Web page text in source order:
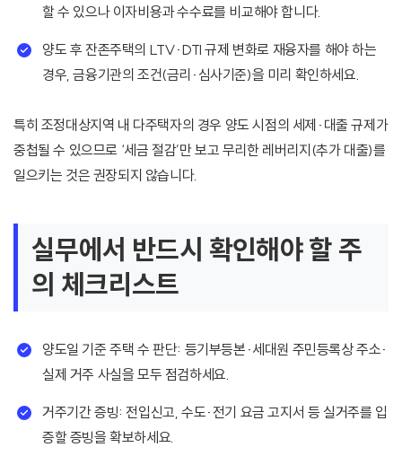
할 수 있으나 이자비용과 수수료를 비교해야 합니다.
양도 후 잔존주택의 LTV·DTI 규제 변화로 재융자를 해야 하는
경우, 금융기관의 조건(금리·심사기준)을 미리 확인하세요.
특히 조정대상지역 내 다주택자의 경우 양도 시점의 세제·대출 규제가
중첩될 수 있으므로 ‘세금 절감’만 보고 무리한 레버리지(추가 대출)를
일으키는 것은 권장되지 않습니다.
실무에서 반드시 확인해야 할 주
의 체크리스트
양도일 기준 주택 수 판단: 등기부등본·세대원 주민등록상 주소·
실제 거주 사실을 모두 점검하세요.
거주기간 증빙: 전입신고, 수도·전기 요금 고지서 등 실거주를 입
증할 증빙을 확보하세요.